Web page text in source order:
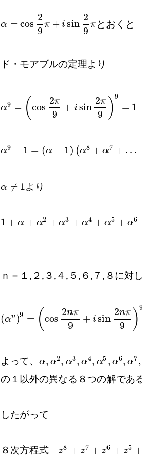
α = cos
2
9
π + i sin
2
9
π
α=cos29 π+isin29π とおくと
ド・モアブルの定理より
α9 = (cos
2π
9
+ i sin
2π
9 )9
= 1
α9 =(cos 2π9 +isin2 π9)9=1
α9 − 1 = (α − 1) (α8 + α7 + …
α9 −1 =( α− 1)( α8 +α 7+… +α2+ α+ 1 ) =
α ≠ 1
α≠ 1 より
1 + α + α2 + α3 + α4 + α5 + α6
1 +α +α 2+α3 +α4+ α5+α6 +α7+ α8=0
ｎ＝１,２,３,４,５,６,７,８に対
(αn )9 = (cos
2nπ
9
+ i sin
2nπ
9 )
(αn)9= (cos 2nπ 9+isin 2n π9)9 =1
よって、 α, α2, α3, α4, α5, α6, α7,
α,α2,α 3,α4,α5 ,α6, α7,α8
の１以外の異なる８つの解である
したがって
８次方程式 z8 + z7 + z6 + z5 +
z8 +z7+z 6+z5 +z 4+ z3